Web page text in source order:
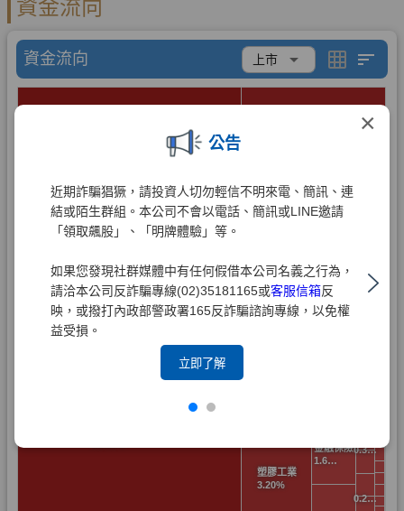
×
公告
近期詐騙猖獗，請投資人切勿輕信不明來電、簡訊、連
結或陌生群組。本公司不會以電話、簡訊或LINE邀請
「領取飆股」、「明牌體驗」等。
如果您發現社群媒體中有任何假借本公司名義之行為，
請洽本公司反詐騙專線(02)35181165或客服信箱反
映，或撥打內政部警政署165反詐騙諮詢專線，以免權
益受損。
立即了解